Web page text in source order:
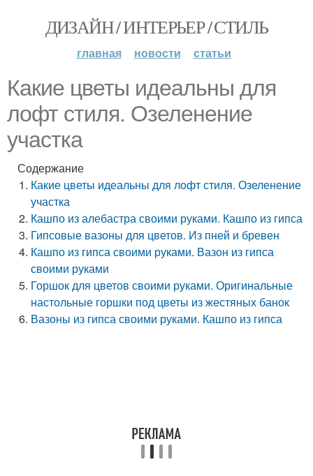
ДИЗАЙН / ИНТЕРЬЕР / СТИЛЬ
главная новости статьи
Какие цветы идеальны для
лофт стиля. Озеленение
участка
Содержание
Какие цветы идеальны для лофт стиля. Озеленение
участка
Кашпо из алебастра своими руками. Кашпо из гипса
Гипсовые вазоны для цветов. Из пней и бревен
Кашпо из гипса своими руками. Вазон из гипса
своими руками
Горшок для цветов своими руками. Оригинальные
настольные горшки под цветы из жестяных банок
Вазоны из гипса своими руками. Кашпо из гипса